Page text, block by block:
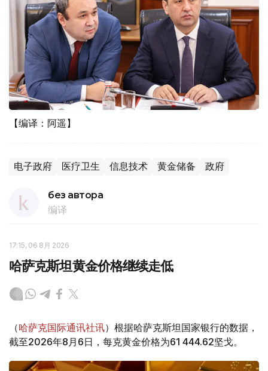
【编译：阿遥】
电子政府 医疗卫生 信息技术 黄金储备 政府
без автора
编译
17:15, 06 8月 2026
哈萨克斯坦黄金价格继续走低
（哈萨克国际通讯社讯）根据哈萨克斯坦国家银行的数据，
截至2026年8月6日，每克黄金价格为61 444.62坚戈。